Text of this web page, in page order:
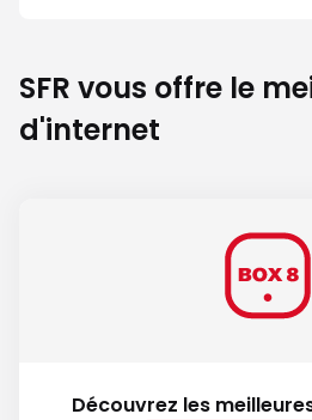
SFR vous offre le
d'internet
Découvrez les